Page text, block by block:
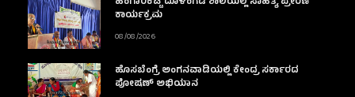
ಕಾರ್ಯಕ್ರಮ
08/08/2026
ಹೊಸಬೆಂಗ್ರೆ ಅಂಗನವಾಡಿಯಲ್ಲಿ ಕೇಂದ್ರ ಸರ್ಕಾರದ
ಪೋಷಣ್ ಅಭಿಯಾನ